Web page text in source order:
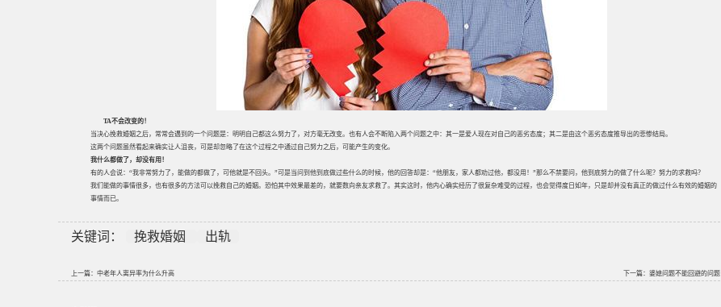
TA不会改变的！
当决心挽救婚姻之后，常常会遇到的一个问题是：明明自己都这么努力了，对方毫无改变。也有人会不断陷入两个问题之中：其一是爱人现在对自己的恶劣态度；其二是由这个恶劣态度推导出的悲惨结局。
这两个问题虽然看起来确实让人沮丧，可是却忽略了在这个过程之中通过自己努力之后，可能产生的变化。
我什么都做了，却没有用！
有的人会说：“我非常努力了，能做的都做了，可他就是不回头。”可是当问到他到底做过些什么的时候，他的回答却是：“他朋友，家人都劝过他，都没用！”那么不禁要问，他到底努力的做了什么呢？努力的求救吗？
我们能做的事情很多，也有很多的方法可以挽救自己的婚姻。恐怕其中效果最差的，就要数向亲友求救了。其实这时，他内心确实经历了很复杂难受的过程，也会觉得度日如年，只是却并没有真正的做过什么有效的婚姻的
事情而已。
关键词： 挽救婚姻 出轨
上一篇： 中老年人离异率为什么升高 下一篇： 婆媳问题不能回避的问题